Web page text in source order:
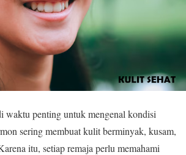
waktu penting untuk mengenal kondisi
sering membuat kulit berminyak, kusam,
itu, setiap remaja perlu memahami